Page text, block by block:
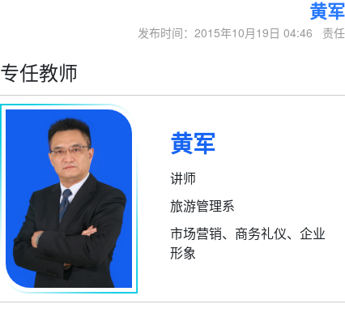
黄军
发布时间：2015年10月19日 04:46 责
专任教师
黄军
讲师
旅游管理系
市场营销、商务礼仪、企业
形象